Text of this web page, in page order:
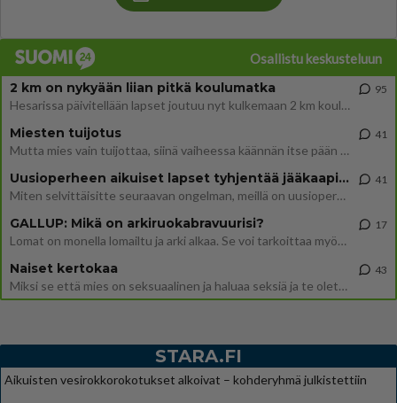
Osallistu keskusteluun
2 km on nykyään liian pitkä koulumatka
Hesarissa päivitellään lapset joutuu nyt kulkemaan 2 km kouluun jösses. Ruostefillarilla tuo matka menee vaikka miten äk
95
Miesten tuijotus
Mutta mies vain tuijottaa, siinä vaiheessa käännän itse pään pois. Mikä juttu? Yleensä jos joku tuijottaa tai katsoo, hä
41
Uusioperheen aikuiset lapset tyhjentää jääkaapin käydessään
Miten selvittäisitte seuraavan ongelman, meillä on uusioperhe, minulla teini-ikäiset lapset ja puolisolla aikuiset, jotk
41
GALLUP: Mikä on arkiruokabravuurisi?
Lomat on monella lomailtu ja arki alkaa. Se voi tarkoittaa myös sitä, että grillailut on grillattu ja palataan arjen ruo
17
Naiset kertokaa
Miksi se että mies on seksuaalinen ja haluaa seksiä ja te olette hänen mielestänne haluttava on vastenmielistä? Mikä sii
43
STARA.FI
Aikuisten vesirokkorokotukset alkoivat – kohderyhmä julkistettiin